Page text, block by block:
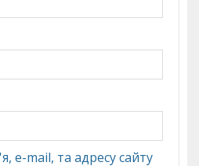
e-mail, та адресу сайту